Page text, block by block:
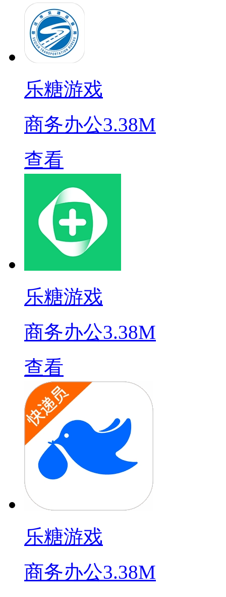
乐糖游戏
商务办公3.38M
查看
乐糖游戏
商务办公3.38M
查看
乐糖游戏
商务办公3.38M